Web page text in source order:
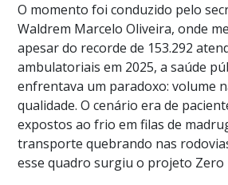
O momento foi conduzido pelo
Waldrem Marcelo Oliveira, onde
apesar do recorde de 153.292
ambulatoriais em 2025, a saúde
enfrentava um paradoxo: volume
qualidade. O cenário era de
expostos ao frio em filas de
transporte quebrando nas
esse quadro surgiu o projeto Zero